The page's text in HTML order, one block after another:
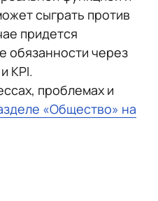
сыграть против
придется
обязанности через
KPI.
проблемах и
«Общество» на